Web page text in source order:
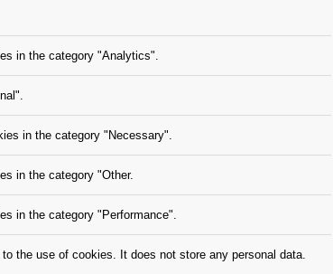
in the category "Analytics".
in the category "Necessary".
in the category "Other.
in the category "Performance".
the use of cookies. It does not store any personal data.